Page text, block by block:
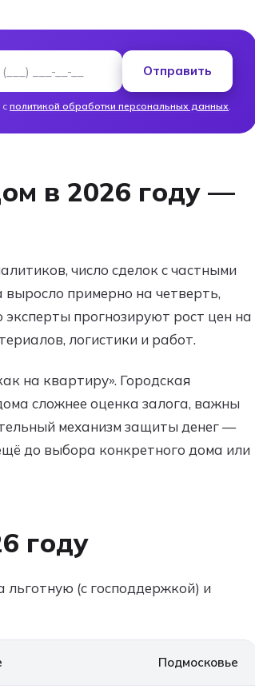
телефона
Отправить
политикой обработки персональных данных.
в 2026 году —
число сделок с частными
примерно на четверть,
прогнозируют рост цен на
логистики и работ.
на квартиру». Городская
сложнее оценка залога, важны
механизм защиты денег —
до выбора конкретного дома или
году
(с господдержкой) и
Подмосковье